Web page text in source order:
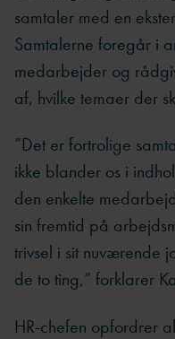
samtaler med en
Samtalerne foregår i
medarbejder og
af, hvilke temaer der
”Det er fortrolige
ikke blander os i
den enkelte
sin fremtid på
trivsel i sit nuværende
de to ting,” forklarer
HR-chefen opfordrer